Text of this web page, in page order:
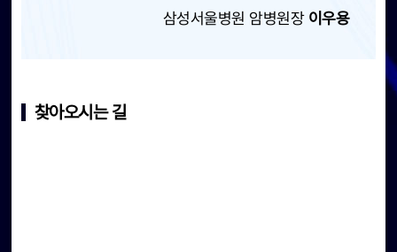
삼성서울병원 암병원장 이우용
찾아오시는 길